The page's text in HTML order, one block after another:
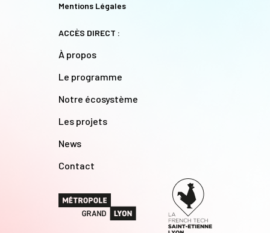
Mentions Légales
ACCÈS DIRECT :
À propos
Le programme
Notre écosystème
Les projets
News
Contact